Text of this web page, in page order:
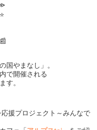
国やまなし」。
で開催される
す。
援プロジェクト～みんなで